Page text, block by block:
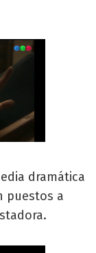
dramática
puestos a